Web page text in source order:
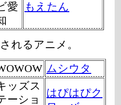
愛
もえたん
れるアニメ。
ムシウタ
ッズス
ーショ
はぴはぴク